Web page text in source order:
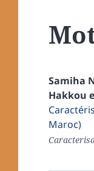
Samiha
Hakkou
Maroc)